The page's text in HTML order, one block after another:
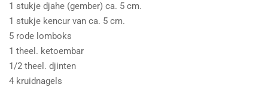
1 stukje djahe (gember) ca. 5 cm.
1 stukje kencur van ca. 5 cm.
5 rode lomboks
1 theel. ketoembar
1/2 theel. djinten
4 kruidnagels